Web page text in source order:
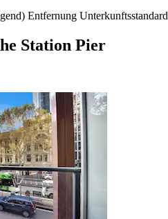
Entfernung Unterkunftsstandard
Station Pier